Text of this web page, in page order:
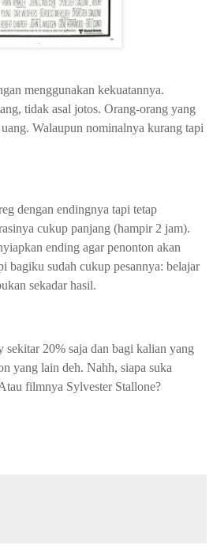
menggunakan kekuatannya.
tidak asal jotos. Orang-orang yang
Walaupun nominalnya kurang tapi
dengan endingnya tapi tetap
cukup panjang (hampir 2 jam).
ending agar penonton akan
bagiku sudah cukup pesannya: belajar
sekadar hasil.
20% saja dan bagi kalian yang
yang lain deh. Nahh, siapa suka
filmnya Sylvester Stallone?